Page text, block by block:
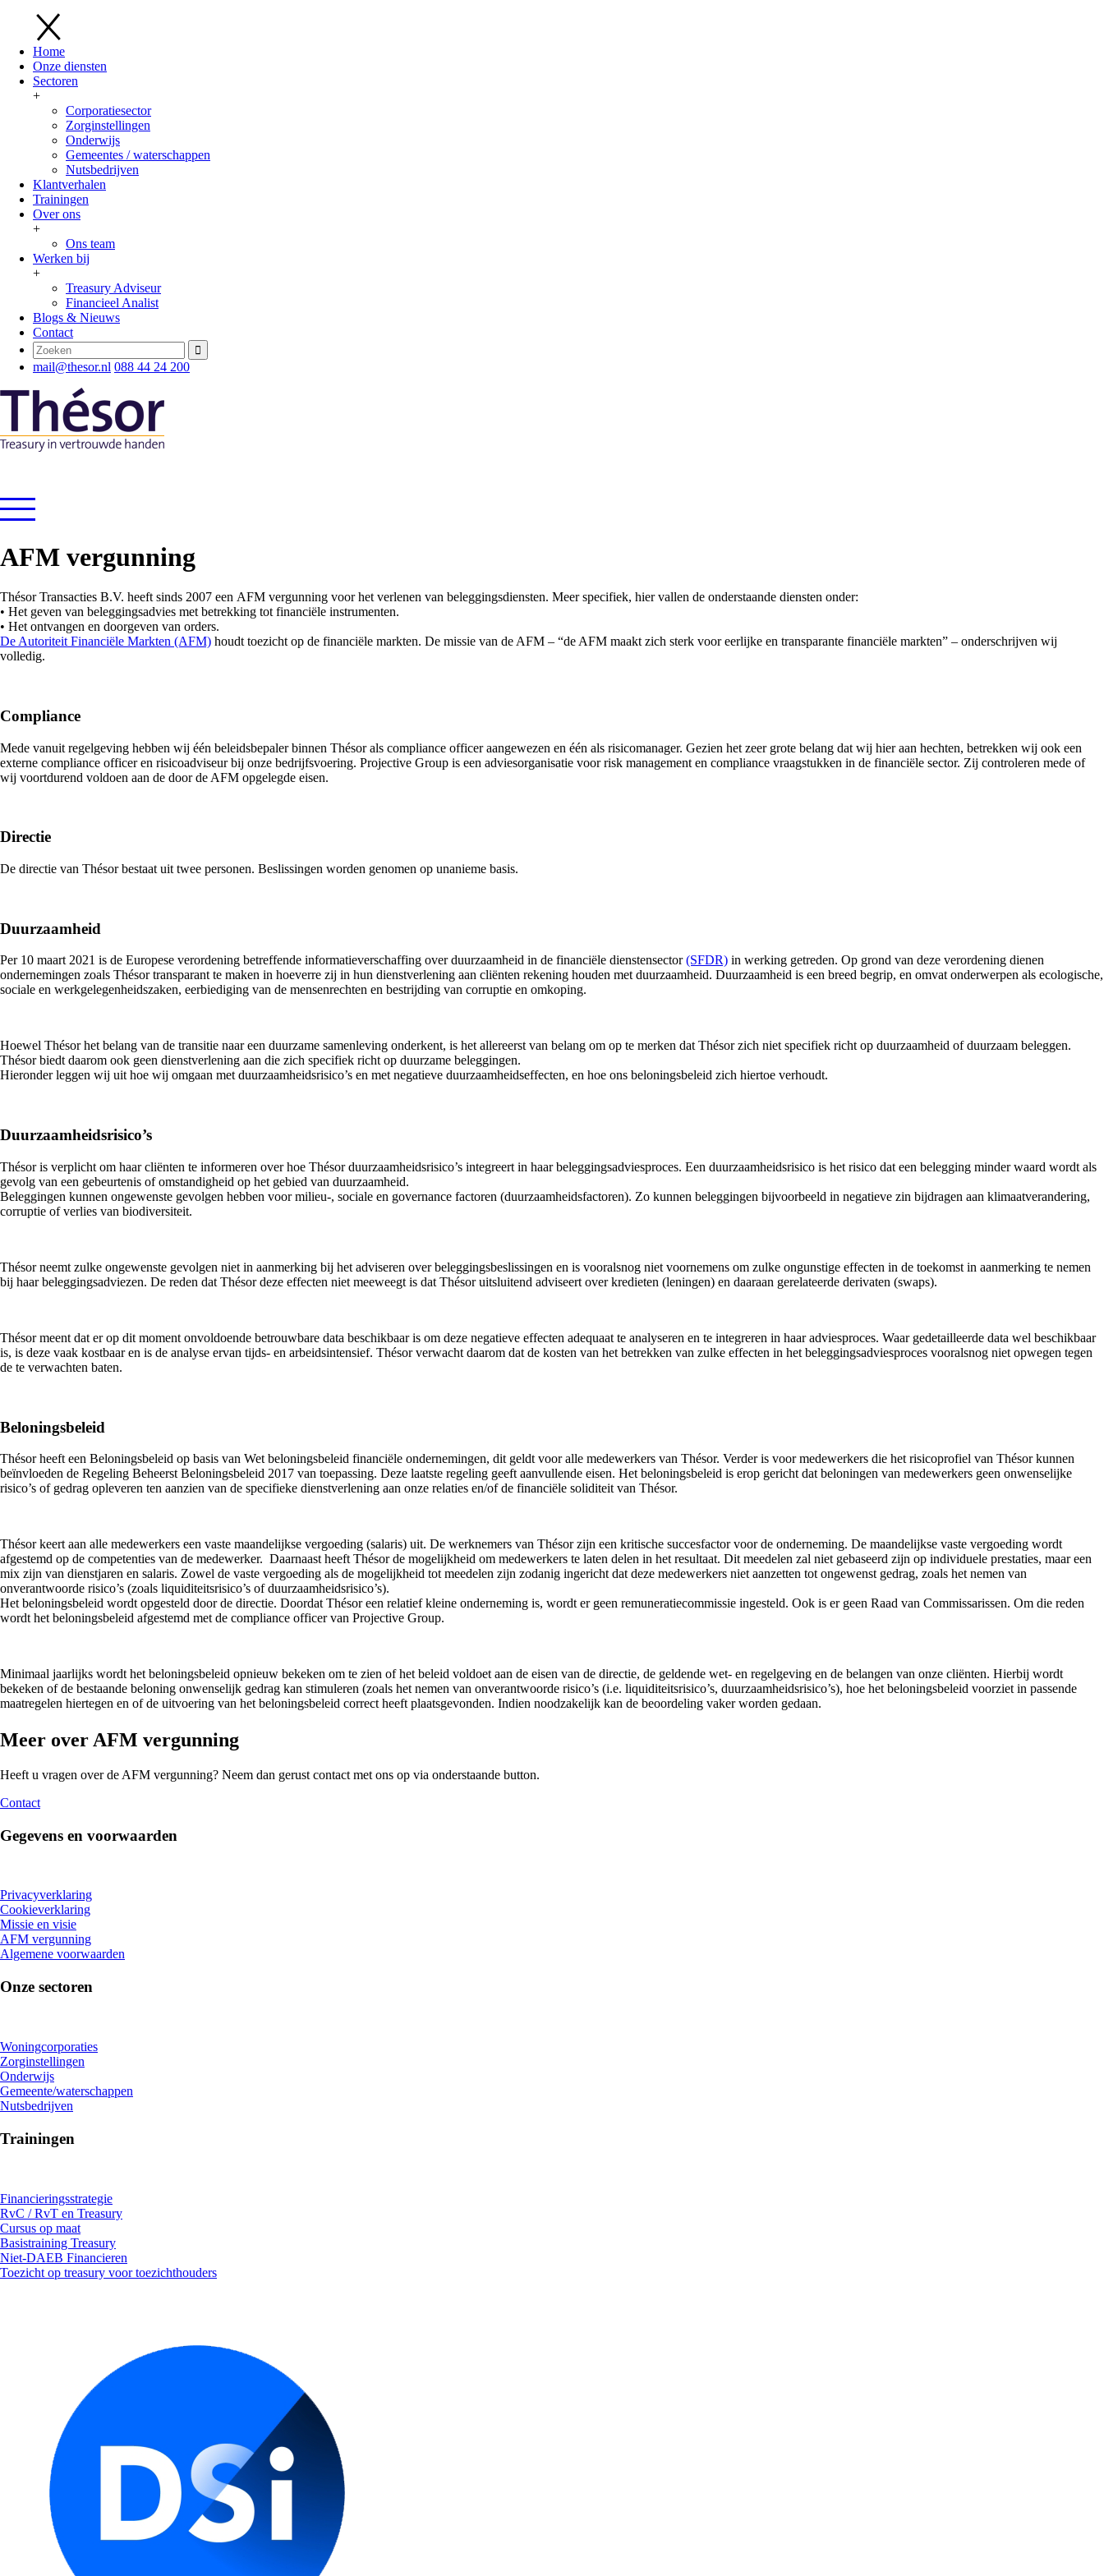
Home
Onze diensten
Sectoren
+
Corporatiesector
Zorginstellingen
Onderwijs
Gemeentes / waterschappen
Nutsbedrijven
Klantverhalen
Trainingen
Over ons
+
Ons team
Werken bij
+
Treasury Adviseur
Financieel Analist
Blogs & Nieuws
Contact
mail@thesor.nl 088 44 24 200
AFM vergunning
Thésor Transacties B.V. heeft sinds 2007 een AFM vergunning voor het verlenen van beleggingsdiensten. Meer specifiek, hier vallen de onderstaande diensten onder:
• Het geven van beleggingsadvies met betrekking tot financiële instrumenten.
• Het ontvangen en doorgeven van orders.
De Autoriteit Financiële Markten (AFM) houdt toezicht op de financiële markten. De missie van de AFM – “de AFM maakt zich sterk voor eerlijke en transparante financiële markten” – onderschrijven wij
volledig.
Compliance
Mede vanuit regelgeving hebben wij één beleidsbepaler binnen Thésor als compliance officer aangewezen en één als risicomanager. Gezien het zeer grote belang dat wij hier aan hechten, betrekken wij ook een
externe compliance officer en risicoadviseur bij onze bedrijfsvoering. Projective Group is een adviesorganisatie voor risk management en compliance vraagstukken in de financiële sector. Zij controleren mede of
wij voortdurend voldoen aan de door de AFM opgelegde eisen.
Directie
De directie van Thésor bestaat uit twee personen. Beslissingen worden genomen op unanieme basis.
Duurzaamheid
Per 10 maart 2021 is de Europese verordening betreffende informatieverschaffing over duurzaamheid in de financiële dienstensector(SFDR) in werking getreden. Op grond van deze verordening dienen
ondernemingen zoals Thésor transparant te maken in hoeverre zij in hun dienstverlening aan cliënten rekening houden met duurzaamheid. Duurzaamheid is een breed begrip, en omvat onderwerpen als ecologische,
sociale en werkgelegenheidszaken, eerbiediging van de mensenrechten en bestrijding van corruptie en omkoping.
Hoewel Thésor het belang van de transitie naar een duurzame samenleving onderkent, is het allereerst van belang om op te merken dat Thésor zich niet specifiek richt op duurzaamheid of duurzaam beleggen.
Thésor biedt daarom ook geen dienstverlening aan die zich specifiek richt op duurzame beleggingen.
Hieronder leggen wij uit hoe wij omgaan met duurzaamheidsrisico’s en met negatieve duurzaamheidseffecten, en hoe ons beloningsbeleid zich hiertoe verhoudt.
Duurzaamheidsrisico’s
Thésor is verplicht om haar cliënten te informeren over hoe Thésor duurzaamheidsrisico’s integreert in haar beleggingsadviesproces. Een duurzaamheidsrisico is het risico dat een belegging minder waard wordt als
gevolg van een gebeurtenis of omstandigheid op het gebied van duurzaamheid.
Beleggingen kunnen ongewenste gevolgen hebben voor milieu-, sociale en governance factoren (duurzaamheidsfactoren). Zo kunnen beleggingen bijvoorbeeld in negatieve zin bijdragen aan klimaatverandering,
corruptie of verlies van biodiversiteit.
Thésor neemt zulke ongewenste gevolgen niet in aanmerking bij het adviseren over beleggingsbeslissingen en is vooralsnog niet voornemens om zulke ongunstige effecten in de toekomst in aanmerking te nemen
bij haar beleggingsadviezen. De reden dat Thésor deze effecten niet meeweegt is dat Thésor uitsluitend adviseert over kredieten (leningen) en daaraan gerelateerde derivaten (swaps).
Thésor meent dat er op dit moment onvoldoende betrouwbare data beschikbaar is om deze negatieve effecten adequaat te analyseren en te integreren in haar adviesproces. Waar gedetailleerde data wel beschikbaar
is, is deze vaak kostbaar en is de analyse ervan tijds- en arbeidsintensief. Thésor verwacht daarom dat de kosten van het betrekken van zulke effecten in het beleggingsadviesproces vooralsnog niet opwegen tegen
de te verwachten baten.
Beloningsbeleid
Thésor heeft een Beloningsbeleid op basis van Wet beloningsbeleid financiële ondernemingen, dit geldt voor alle medewerkers van Thésor. Verder is voor medewerkers die het risicoprofiel van Thésor kunnen
beïnvloeden de Regeling Beheerst Beloningsbeleid 2017 van toepassing. Deze laatste regeling geeft aanvullende eisen. Het beloningsbeleid is erop gericht dat beloningen van medewerkers geen onwenselijke
risico’s of gedrag opleveren ten aanzien van de specifieke dienstverlening aan onze relaties en/of de financiële soliditeit van Thésor.
Thésor keert aan alle medewerkers een vaste maandelijkse vergoeding (salaris) uit. De werknemers van Thésor zijn een kritische succesfactor voor de onderneming. De maandelijkse vaste vergoeding wordt
afgestemd op de competenties van de medewerker. Daarnaast heeft Thésor de mogelijkheid om medewerkers te laten delen in het resultaat. Dit meedelen zal niet gebaseerd zijn op individuele prestaties, maar een
mix zijn van dienstjaren en salaris. Zowel de vaste vergoeding als de mogelijkheid tot meedelen zijn zodanig ingericht dat deze medewerkers niet aanzetten tot ongewenst gedrag, zoals het nemen van
onverantwoorde risico’s (zoals liquiditeitsrisico’s of duurzaamheidsrisico’s).
Het beloningsbeleid wordt opgesteld door de directie. Doordat Thésor een relatief kleine onderneming is, wordt er geen remuneratiecommissie ingesteld. Ook is er geen Raad van Commissarissen. Om die reden
wordt het beloningsbeleid afgestemd met de compliance officer van Projective Group.
Minimaal jaarlijks wordt het beloningsbeleid opnieuw bekeken om te zien of het beleid voldoet aan de eisen van de directie, de geldende wet- en regelgeving en de belangen van onze cliënten. Hierbij wordt
bekeken of de bestaande beloning onwenselijk gedrag kan stimuleren (zoals het nemen van onverantwoorde risico’s (i.e. liquiditeitsrisico’s, duurzaamheidsrisico’s), hoe het beloningsbeleid voorziet in passende
maatregelen hiertegen en of de uitvoering van het beloningsbeleid correct heeft plaatsgevonden. Indien noodzakelijk kan de beoordeling vaker worden gedaan.
Meer over AFM vergunning
Heeft u vragen over de AFM vergunning? Neem dan gerust contact met ons op via onderstaande button.
Contact
Gegevens en voorwaarden
Privacyverklaring
Cookieverklaring
Missie en visie
AFM vergunning
Algemene voorwaarden
Onze sectoren
Woningcorporaties
Zorginstellingen
Onderwijs
Gemeente/waterschappen
Nutsbedrijven
Trainingen
Financieringsstrategie
RvC / RvT en Treasury
Cursus op maat
Basistraining Treasury
Niet-DAEB Financieren
Toezicht op treasury voor toezichthouders